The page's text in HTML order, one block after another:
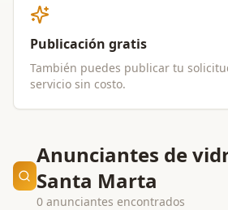
Publicación gratis
También puedes publicar tu
servicio sin costo.
Anunciantes de
Santa Marta
0 anunciantes encontrados